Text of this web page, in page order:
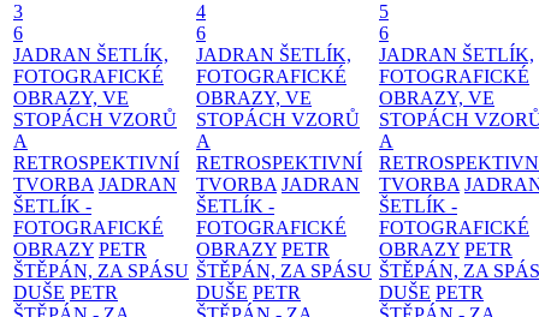
3
6
JADRAN ŠETLÍK,
FOTOGRAFICKÉ
OBRAZY, VE
STOPÁCH VZORŮ
A
RETROSPEKTIVNÍ
TVORBA JADRAN
ŠETLÍK -
FOTOGRAFICKÉ
OBRAZY PETR
ŠTĚPÁN, ZA SPÁSU
DUŠE PETR
4
6
JADRAN ŠETLÍK,
FOTOGRAFICKÉ
OBRAZY, VE
STOPÁCH VZORŮ
A
RETROSPEKTIVNÍ
TVORBA JADRAN
ŠETLÍK -
FOTOGRAFICKÉ
OBRAZY PETR
ŠTĚPÁN, ZA SPÁSU
DUŠE PETR
5
6
JADRAN ŠETLÍK,
FOTOGRAFICKÉ
OBRAZY, VE
STOPÁCH
A
TVORBA
ŠETLÍK -
FOTOGRAFICKÉ
OBRAZY PETR
ŠTĚPÁN, ZA
DUŠE PETR